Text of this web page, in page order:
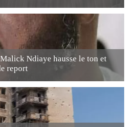
Ndiaye hausse le ton et
report